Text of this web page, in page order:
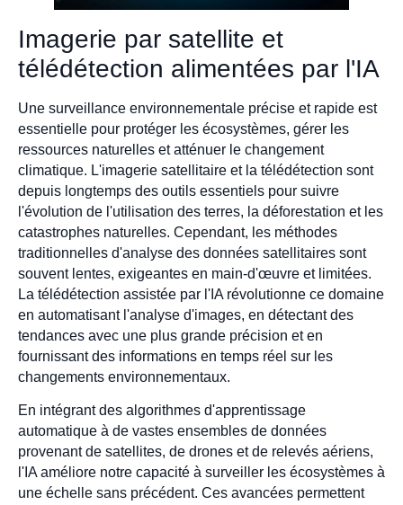
Imagerie par satellite et
télédétection alimentées par l'IA
Une surveillance environnementale précise et rapide est
essentielle pour protéger les écosystèmes, gérer les
ressources naturelles et atténuer le changement
climatique. L'imagerie satellitaire et la télédétection sont
depuis longtemps des outils essentiels pour suivre
l'évolution de l'utilisation des terres, la déforestation et les
catastrophes naturelles. Cependant, les méthodes
traditionnelles d'analyse des données satellitaires sont
souvent lentes, exigeantes en main-d'œuvre et limitées.
La télédétection assistée par l'IA révolutionne ce domaine
en automatisant l'analyse d'images, en détectant des
tendances avec une plus grande précision et en
fournissant des informations en temps réel sur les
changements environnementaux.
En intégrant des algorithmes d'apprentissage
automatique à de vastes ensembles de données
provenant de satellites, de drones et de relevés aériens,
l'IA améliore notre capacité à surveiller les écosystèmes à
une échelle sans précédent. Ces avancées permettent